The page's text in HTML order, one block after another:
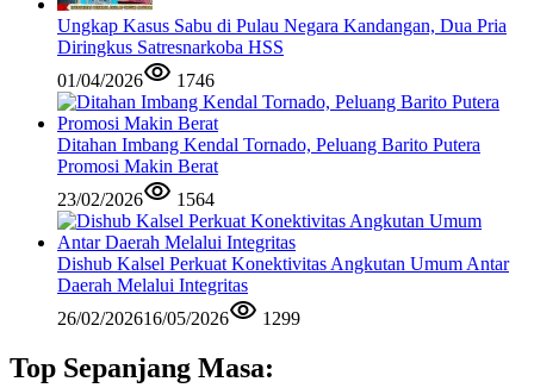
Ungkap Kasus Sabu di Pulau Negara Kandangan, Dua Pria
Diringkus Satresnarkoba HSS
01/04/2026
1746
Ditahan Imbang Kendal Tornado, Peluang Barito Putera
Promosi Makin Berat
23/02/2026
1564
Dishub Kalsel Perkuat Konektivitas Angkutan Umum Antar
Daerah Melalui Integritas
26/02/202616/05/2026 1299
Top Sepanjang Masa: